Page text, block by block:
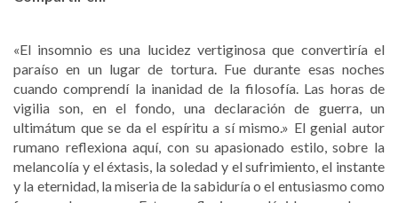
«El insomnio es una lucidez vertiginosa que convertiría el
paraíso en un lugar de tortura. Fue durante esas noches
cuando comprendí la inanidad de la filosofía. Las horas de
vigilia son, en el fondo, una declaración de guerra, un
ultimátum que se da el espíritu a sí mismo.» El genial autor
rumano reflexiona aquí, con su apasionado estilo, sobre la
melancolía y el éxtasis, la soledad y el sufrimiento, el instante
y la eternidad, la miseria de la sabiduría o el entusiasmo como